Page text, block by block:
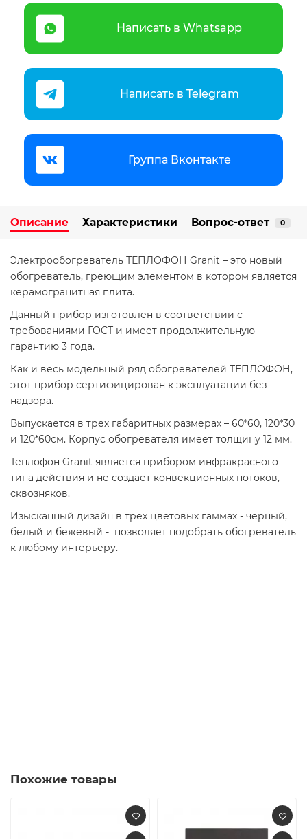
Написать в Whatsapp
Написать в Telegram
Группа Вконтакте
Описание Характеристики Вопрос-ответ 0
Электрообогреватель ТЕПЛОФОН Granit – это новый
обогреватель, греющим элементом в котором является
керамогранитная плита.
Данный прибор изготовлен в соответствии с
требованиями ГОСТ и имеет продолжительную
гарантию 3 года.
Как и весь модельный ряд обогревателей ТЕПЛОФОН,
этот прибор сертифицирован к эксплуатации без
надзора.
Выпускается в трех габаритных размерах – 60*60, 120*30
и 120*60см. Корпус обогревателя имеет толщину 12 мм.
Теплофон Granit является прибором инфракрасного
типа действия и не создает конвекционных потоков,
сквозняков.
Изысканный дизайн в трех цветовых гаммах - черный,
белый и бежевый - позволяет подобрать обогреватель
к любому интерьеру.
Похожие товары